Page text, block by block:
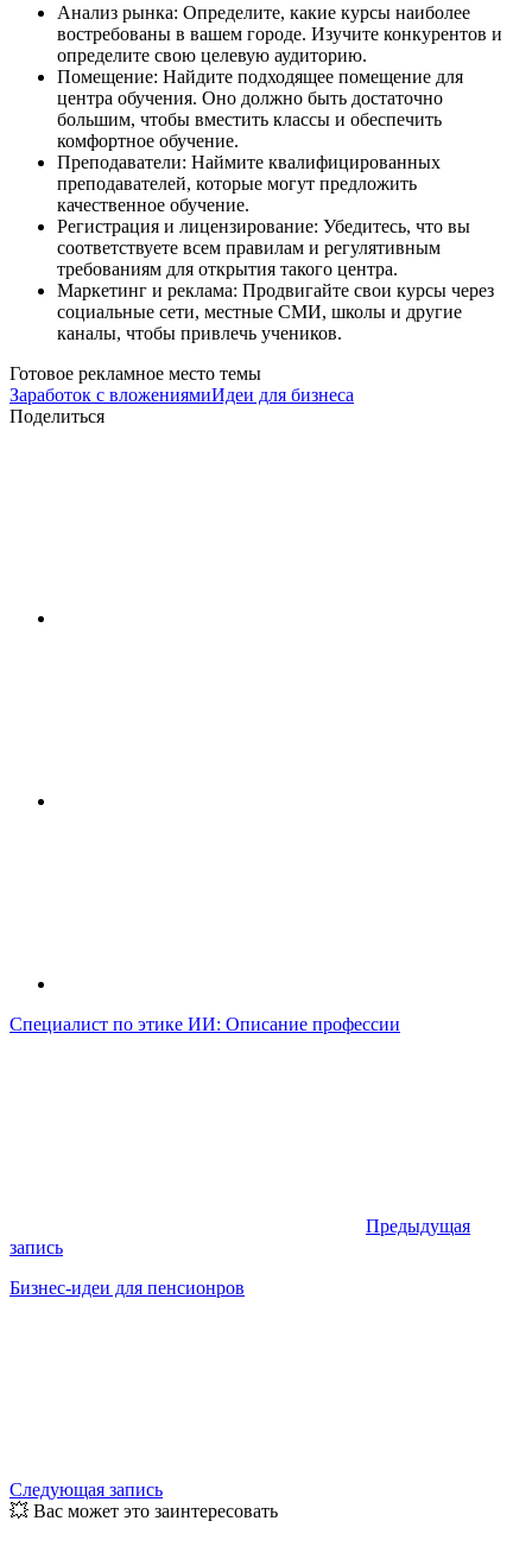
Анализ рынка: Определите, какие курсы наиболее
востребованы в вашем городе. Изучите конкурентов и
определите свою целевую аудиторию.
Помещение: Найдите подходящее помещение для
центра обучения. Оно должно быть достаточно
большим, чтобы вместить классы и обеспечить
комфортное обучение.
Преподаватели: Наймите квалифицированных
преподавателей, которые могут предложить
качественное обучение.
Регистрация и лицензирование: Убедитесь, что вы
соответствуете всем правилам и регулятивным
требованиям для открытия такого центра.
Маркетинг и реклама: Продвигайте свои курсы через
социальные сети, местные СМИ, школы и другие
каналы, чтобы привлечь учеников.
Готовое рекламное место темы
Заработок с вложениямиИдеи для бизнеса
Поделиться
Специалист по этике ИИ: Описание профессии
Предыдущая
запись
Бизнес-идеи для пенсионров
Следующая запись
💥 Вас может это заинтересовать